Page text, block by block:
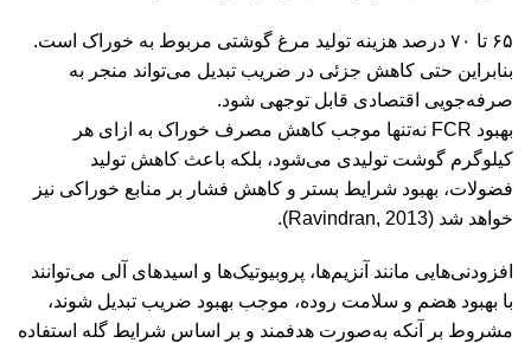
۶۵ تا ۷۰ درصد هزینه تولید مرغ گوشتی مربوط به خوراک است.
بنابراین حتی کاهش جزئی در ضریب تبدیل می‌تواند منجر به
صرفه‌جویی اقتصادی قابل توجهی شود.
بهبود FCR نه‌تنها موجب کاهش مصرف خوراک به ازای هر
کیلوگرم گوشت تولیدی می‌شود، بلکه باعث کاهش تولید
فضولات، بهبود شرایط بستر و کاهش فشار بر منابع خوراکی نیز
خواهد شد (Ravindran, 2013).
افزودنی‌هایی مانند آنزیم‌ها، پروبیوتیک‌ها و اسیدهای آلی می‌توانند
با بهبود هضم و سلامت روده، موجب بهبود ضریب تبدیل شوند،
مشروط بر آنکه به‌صورت هدفمند و بر اساس شرایط گله استفاده